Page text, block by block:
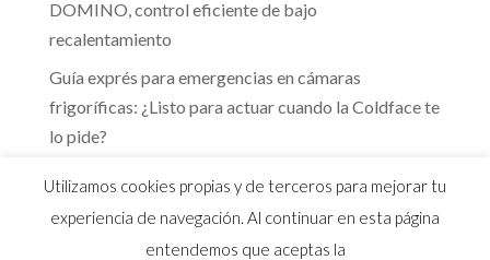
DOMINO, control eficiente de bajo
recalentamiento
Guía exprés para emergencias en cámaras
frigoríficas: ¿Listo para actuar cuando la Coldface te
lo pide?
Utilizamos cookies propias y de terceros para mejorar tu
experiencia de navegación. Al continuar en esta página
entendemos que aceptas la